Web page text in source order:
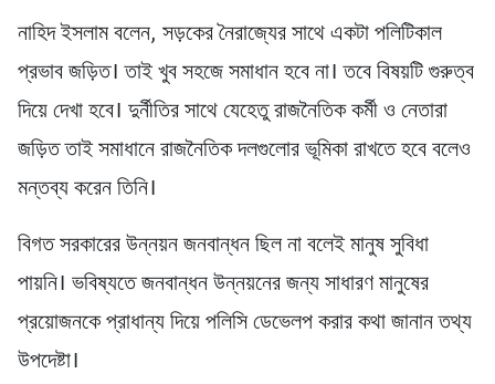
নাহিদ ইসলাম বলেন, সড়কের নৈরাজ্যের সাথে একটা পলিটিকাল
প্রভাব জড়িত। তাই খুব সহজে সমাধান হবে না। তবে বিষয়টি গুরুত্ব
দিয়ে দেখা হবে। দুর্নীতির সাথে যেহেতু রাজনৈতিক কর্মী ও নেতারা
জড়িত তাই সমাধানে রাজনৈতিক দলগুলোর ভূমিকা রাখতে হবে বলেও
মন্তব্য করেন তিনি।
বিগত সরকারের উন্নয়ন জনবান্ধন ছিল না বলেই মানুষ সুবিধা
পায়নি। ভবিষ্যতে জনবান্ধন উন্নয়নের জন্য সাধারণ মানুষের
প্রয়োজনকে প্রাধান্য দিয়ে পলিসি ডেভেলপ করার কথা জানান তথ্য
উপদেষ্টা।